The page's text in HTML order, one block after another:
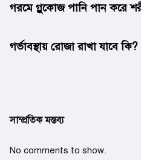
গরমে গ্লুকোজ পানি পান করে
গর্ভাবস্থায় রোজা রাখা যাবে কি?
সাম্প্রতিক মন্তব্য
No comments to show.